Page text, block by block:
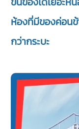
ห้องที่มีของค่อน
กว่ากระบะ